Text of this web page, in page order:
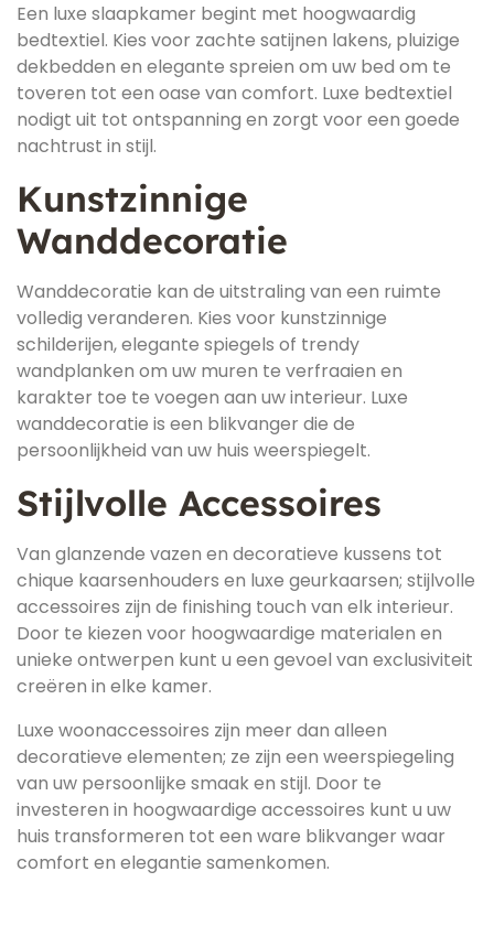
Een luxe slaapkamer begint met hoogwaardig
bedtextiel. Kies voor zachte satijnen lakens, pluizige
dekbedden en elegante spreien om uw bed om te
toveren tot een oase van comfort. Luxe bedtextiel
nodigt uit tot ontspanning en zorgt voor een goede
nachtrust in stijl.
Kunstzinnige
Wanddecoratie
Wanddecoratie kan de uitstraling van een ruimte
volledig veranderen. Kies voor kunstzinnige
schilderijen, elegante spiegels of trendy
wandplanken om uw muren te verfraaien en
karakter toe te voegen aan uw interieur. Luxe
wanddecoratie is een blikvanger die de
persoonlijkheid van uw huis weerspiegelt.
Stijlvolle Accessoires
Van glanzende vazen en decoratieve kussens tot
chique kaarsenhouders en luxe geurkaarsen; stijlvolle
accessoires zijn de finishing touch van elk interieur.
Door te kiezen voor hoogwaardige materialen en
unieke ontwerpen kunt u een gevoel van exclusiviteit
creëren in elke kamer.
Luxe woonaccessoires zijn meer dan alleen
decoratieve elementen; ze zijn een weerspiegeling
van uw persoonlijke smaak en stijl. Door te
investeren in hoogwaardige accessoires kunt u uw
huis transformeren tot een ware blikvanger waar
comfort en elegantie samenkomen.